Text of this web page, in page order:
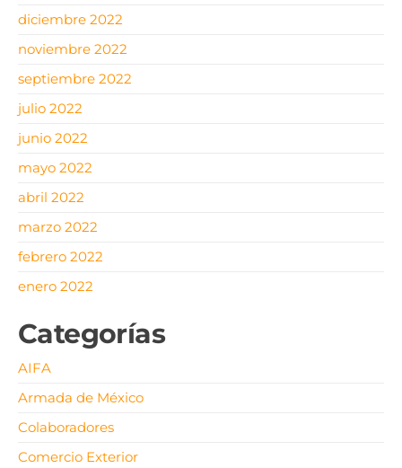
diciembre 2022
noviembre 2022
septiembre 2022
julio 2022
junio 2022
mayo 2022
abril 2022
marzo 2022
febrero 2022
enero 2022
Categorías
AIFA
Armada de México
Colaboradores
Comercio Exterior